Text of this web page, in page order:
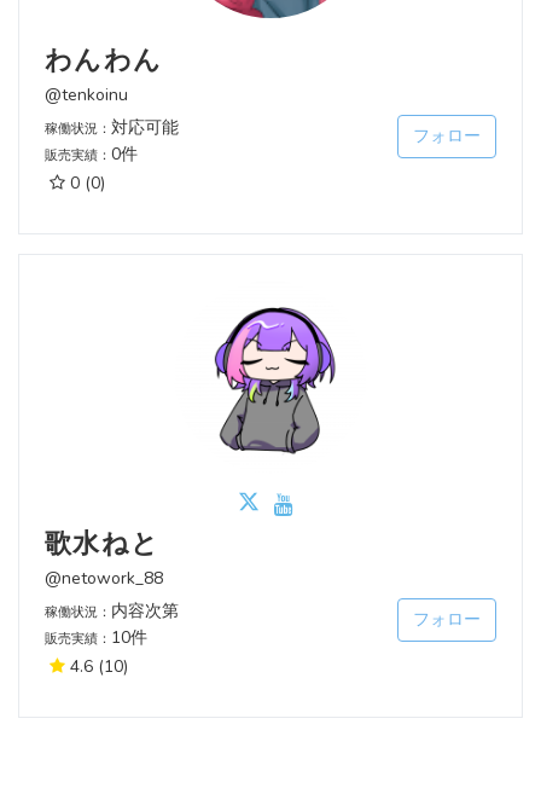
わんわん
@tenkoinu
稼働状況： 対応可能
販売実績： 0件
0 (0)
フォロー
歌水ねと
@netowork_88
稼働状況： 内容次第
販売実績： 10件
4.6 (10)
フォロー